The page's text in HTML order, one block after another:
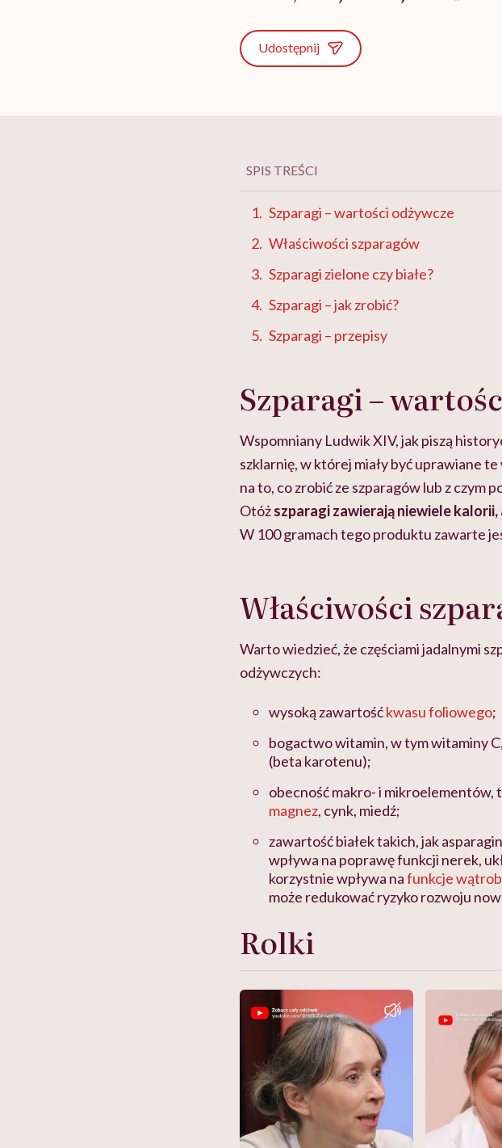
Udostępnij
SPIS TREŚCI
Szparagi – wartości odżywcze
Właściwości szparagów
Szparagi zielone czy białe?
Szparagi – jak zrobić?
Szparagi – przepisy
Szparagi –
Wspomniany Ludwik XIV, jak piszą
szklarnię, w której miały być uprawiane
na to, co zrobić ze szparagów lub z czym
Otóższparagi zawierają niewiele kalorii,
W 100 gramach tego produktu zawarte
Właściwości
Warto wiedzieć, że częściami jadalnymi
odżywczych:
wysoką zawartośćkwasu foliowego;
bogactwo witamin, w tym witaminy
(beta karotenu);
obecność makro- i mikroelementów,
magnez, cynk, miedź;
zawartość białek takich, jak
wpływa na poprawę funkcji nerek,
korzystnie wpływa nafunkcje
może redukować ryzyko rozwoju
Rolki